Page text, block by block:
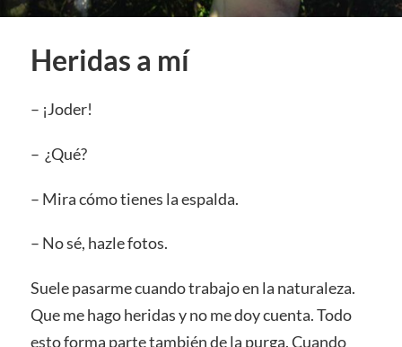
Heridas a mí
– ¡Joder!
– ¿Qué?
– Mira cómo tienes la espalda.
– No sé, hazle fotos.
Suele pasarme cuando trabajo en la naturaleza.
Que me hago heridas y no me doy cuenta. Todo
esto forma parte también de la purga. Cuando